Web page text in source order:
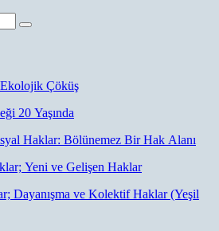
Ekolojik Çöküş
20 Yaşında
Haklar: Bölünemez Bir Hak Alanı
Yeni ve Gelişen Haklar
Dayanışma ve Kolektif Haklar (Yeşil